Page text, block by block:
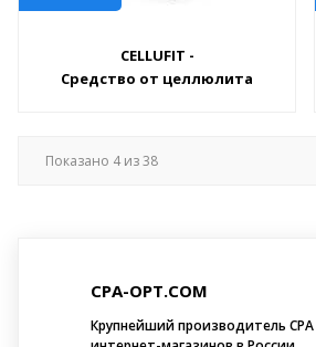
CELLUFIT -
Средство от целлюлита
Показано 4из38
CPA-OPT.COM
Крупнейший производитель